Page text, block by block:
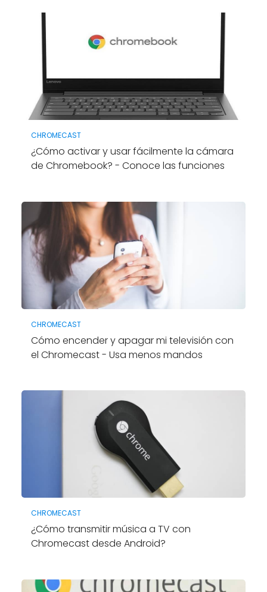
CHROMECAST
¿Cómo activar y usar fácilmente la cámara
de Chromebook? - Conoce las funciones
CHROMECAST
Cómo encender y apagar mi televisión con
el Chromecast - Usa menos mandos
CHROMECAST
¿Cómo transmitir música a TV con
Chromecast desde Android?